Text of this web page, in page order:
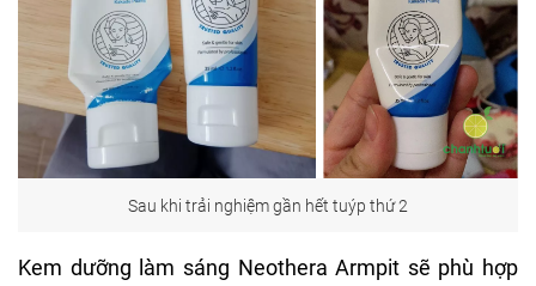
Sau khi trải nghiệm gần hết tuýp thứ 2
Kem dưỡng làm sáng Neothera Armpit sẽ phù hợp